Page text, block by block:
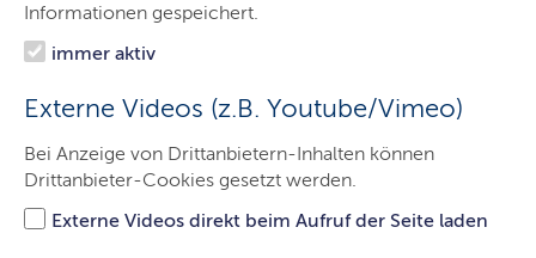
Informationen gespeichert.
immer aktiv
Externe Videos (z.B. Youtube/Vimeo)
Bei Anzeige von Drittanbietern-Inhalten können
Drittanbieter-Cookies gesetzt werden.
Externe Videos direkt beim Aufruf der Seite laden
Landesdachmarke
Seit inzwischen über zehn Jahren tritt die
einheitlichen, verbindlichen Corporate Design auf.
LETZTE AKTUALISIERUNG: 19.11.2024